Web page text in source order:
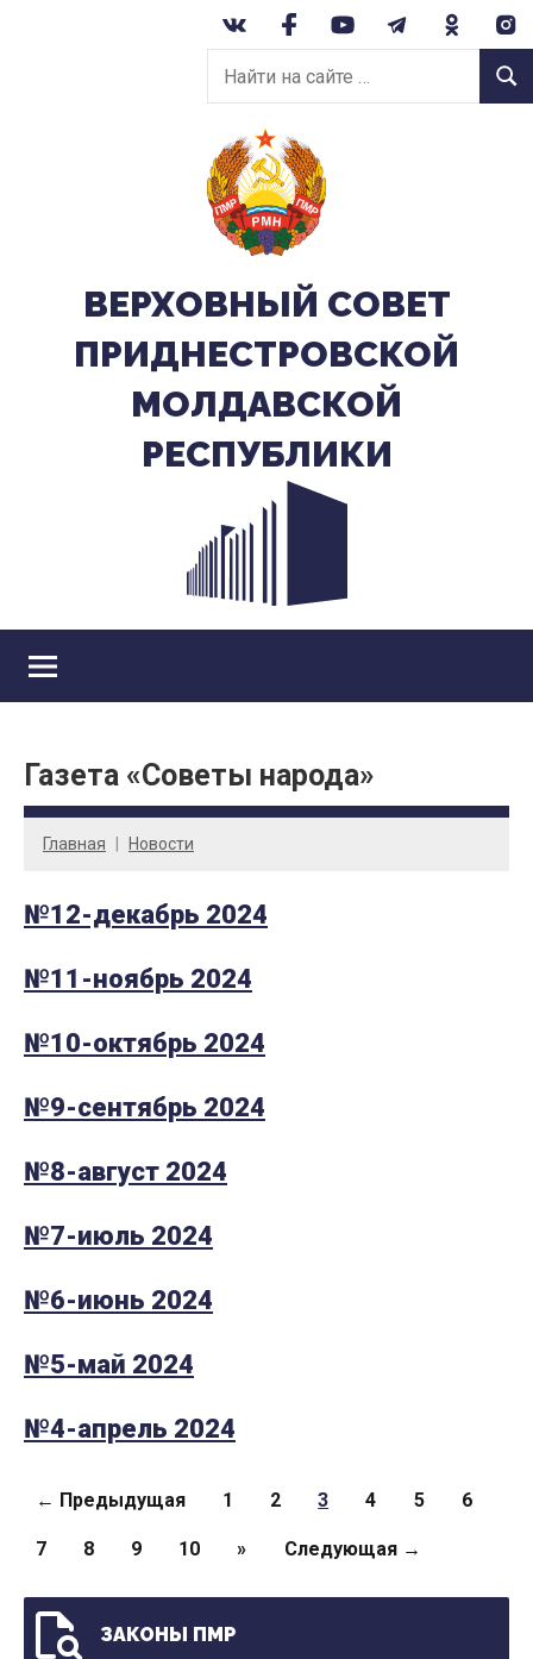
Найти
на
сайте:
ВЕРХОВНЫЙ CОВЕТ
ПРИДНЕСТРОВСКОЙ
МОЛДАВСКОЙ
РЕСПУБЛИКИ
Газета «Советы народа»
Главная Новости
№12-декабрь 2024
№11-ноябрь 2024
№10-октябрь 2024
№9-сентябрь 2024
№8-август 2024
№7-июль 2024
№6-июнь 2024
№5-май 2024
№4-апрель 2024
Страницы
← Предыдущая 1 2 3 4 5 6
7 8 9 10 » Следующая →
ЗАКОНЫ ПМР